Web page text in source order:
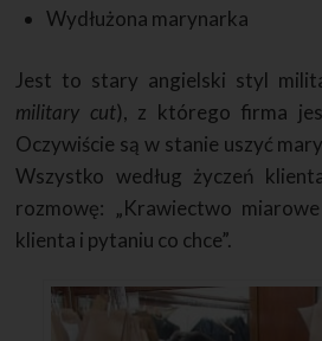
Wydłużona marynarka
Jest to stary angielski styl
military cut), z którego firma
Oczywiście są w stanie uszyć
Wszystko według życzeń
rozmowę: „Krawiectwo
klienta i pytaniu co chce”.